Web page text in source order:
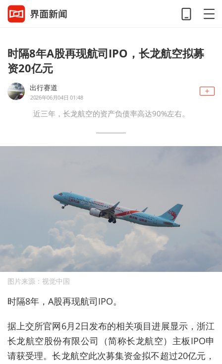
时隔8年A股再现航司IPO，长龙航空拟募
资20亿元
出行赛道
2026年06月04日 01:48
近三年，长龙航空的资产负债率高达90%左右。
图片来源：视觉中国
时隔8年，A股再现航司IPO。
据上交所官网6月2日发布的相关项目进展显示，浙江
长龙航空股份有限公司（简称长龙航空）主板IPO申
请获受理。长龙航空此次募集资金拟不超过20亿元，